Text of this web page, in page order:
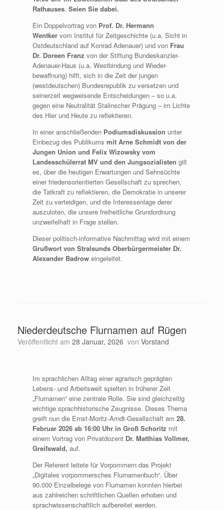
Rathauses.Seien Sie dabei.
Ein Doppelvortrag von Prof. Dr. Hermann
Wentkervom Institut für Zeitgeschichte (u.a. Sicht in
Ostdeutschland auf Konrad Adenauer) und von Frau
Dr. Doreen Franzvon der Stiftung Bundeskanzler-
Adenauer-Haus (u.a. Westbindung und Wieder-
bewaffnung) hilft, sich in die Zeit der jungen
(westdeutschen) Bundesrepublik zu versetzen und
seinerzeit wegweisende Entscheidungen – so u.a.
gegen eine Neutralität Stalinscher Prägung – im Lichte
des Hier und Heute zu reflektieren.
In einer anschließenden Podiumsdiskussionunter
Einbezug des Publikumsmit Arne Schmidt von der
Jungen Union und Felix Wizowsky vom
Landesschülerrat MV und den Jungsozialisten gilt
es, über die heutigen Erwartungen und Sehnsüchte
einer friedensorientierten Gesellschaft zu sprechen,
die Tatkraft zu reflektieren, die Demokratie in unserer
Zeit zu verteidigen, und die Interessenlage derer
auszuloten, die unsere freiheitliche Grundordnung
unzweifelhaft in Frage stellen.
Dieser politisch-informative Nachmittag wird mit einem
Grußwort von Stralsunds Oberbürgermeister Dr.
Alexander Badrow eingeleitet.
Niederdeutsche Flurnamen auf Rügen
Veröffentlicht am 28 Januar, 2026 von Vorstand
Im sprachlichen Alltag einer agrarisch geprägten
Lebens- und Arbeitswelt spielten in früherer Zeit
„Flurnamen“ eine zentrale Rolle. Sie sind gleichzeitig
wichtige sprachhistorische Zeugnisse. Dieses Thema
greift nun die Ernst-Moritz-Arndt-Gesellschaft am28.
Februar 2026 ab 16:00 Uhr in Groß Schoritz mit
einem Vortrag von Privatdozent Dr. Matthias Vollmer,
Greifswald, auf.
Der Referent leitete für Vorpommern das Projekt
„Digitales vorpommersches Flurnamenbuch“. Über
90.000 Einzelbelege von Flurnamen konnten hierbei
aus zahlreichen schriftlichen Quellen erhoben und
sprachwissenschaftlich aufbereitet werden.